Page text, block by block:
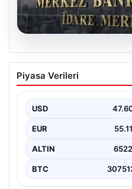
04.08.2026
Nisan Ayı Merkez
ve Ekonomistlerin
Kurulu'nun Nisan ayı faiz
gerçekleştireceği…
Piyasa Verileri
USD
EUR 55.11
ALTIN
BTC